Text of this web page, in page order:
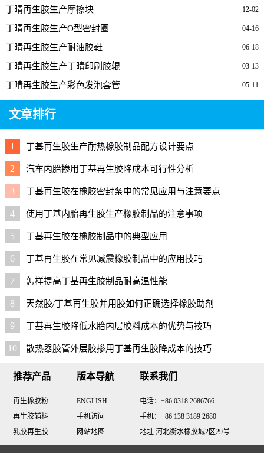
12-02
丁晴再生胶生产摩擦块
04-16
丁晴再生胶生产O型密封圈
06-18
丁晴再生胶生产耐油胶鞋
03-13
丁晴再生胶生产丁晴印刷胶辊
05-11
丁晴再生胶生产彩色发泡套管
文章排行
1 丁基再生胶生产耐热橡胶制品配方设计要点
2 汽车内胎掺用丁基再生胶降成本可行性分析
3 丁基再生胶在橡胶密封条中的常见应用与注意要点
4 使用丁基内胎再生胶生产橡胶制品的注意事项
5 丁基再生胶在橡胶制品中的典型应用
6 丁基再生胶在常见减震橡胶制品中的应用技巧
7 怎样提高丁基再生胶制品耐高温性能
8 天然胶/丁基再生胶并用胶如何正确选择橡胶助剂
9 丁基再生胶降低水胎内层胶料成本的优势与技巧
10 散热器胶管外层胶掺用丁基再生胶降成本的技巧
推荐产品
再生橡胶粉
再生胶辅料
乳胶再生胶
版本导航
ENGLISH
手机访问
网站地图
联系我们
电话：+86 0318 2686766
手机：+86 138 3189 2680
地址:河北衡水橡胶城2区29号